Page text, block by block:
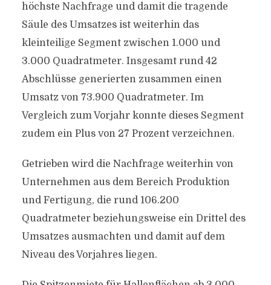
höchste Nachfrage und damit die tragende
Säule des Umsatzes ist weiterhin das
kleinteilige Segment zwischen 1.000 und
3.000 Quadratmeter. Insgesamt rund 42
Abschlüsse generierten zusammen einen
Umsatz von 73.900 Quadratmeter. Im
Vergleich zum Vorjahr konnte dieses Segment
zudem ein Plus von 27 Prozent verzeichnen.
Getrieben wird die Nachfrage weiterhin von
Unternehmen aus dem Bereich Produktion
und Fertigung, die rund 106.200
Quadratmeter beziehungsweise ein Drittel des
Umsatzes ausmachten und damit auf dem
Niveau des Vorjahres liegen.